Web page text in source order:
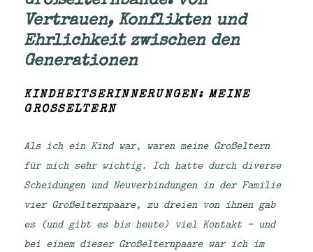
Vertrauen, Konflikten und
Ehrlichkeit zwischen den
Generationen
KINDHEITSERINNERUNGEN: MEINE
GROSSELTERN
Als ich ein Kind war, waren meine Großeltern
für mich sehr wichtig. Ich hatte durch diverse
Scheidungen und Neuverbindungen in der Familie
vier Großelternpaare, zu dreien von ihnen gab
es (und gibt es bis heute) viel Kontakt – und
bei einem dieser Großelternpaare war ich im